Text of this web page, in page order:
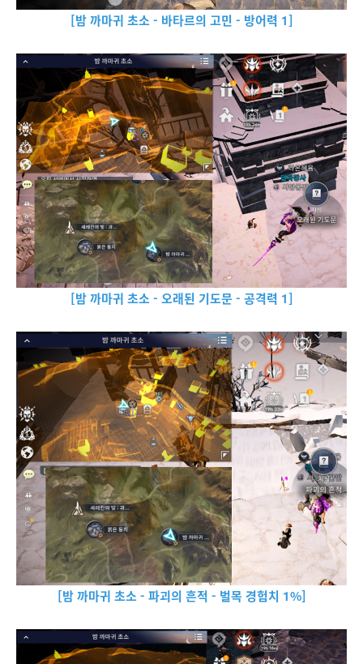
[밤 까마귀 초소 - 바타르의 고민 - 방어력 1]
[밤 까마귀 초소 - 오래된 기도문 - 공격력 1]
[밤 까마귀 초소 - 파괴의 흔적 - 벌목 경험치 1%]